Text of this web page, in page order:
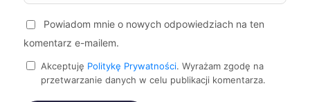
Powiadom mnie o nowych odpowiedziach na ten
komentarz e-mailem.
Akceptuję Politykę Prywatności. Wyrażam zgodę na
przetwarzanie danych w celu publikacji komentarza.